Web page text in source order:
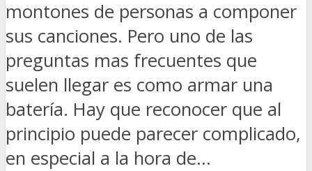
montones de personas a componer
sus canciones. Pero uno de las
preguntas mas frecuentes que
suelen llegar es como armar una
batería. Hay que reconocer que al
principio puede parecer complicado,
en especial a la hora de...